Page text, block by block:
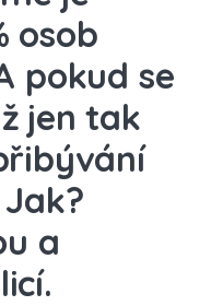
osob
pokud se
jen tak
a